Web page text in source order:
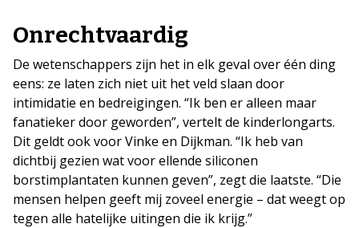
Onrechtvaardig
De wetenschappers zijn het in elk geval over één ding
eens: ze laten zich niet uit het veld slaan door
intimidatie en bedreigingen. “Ik ben er alleen maar
fanatieker door geworden”, vertelt de kinderlongarts.
Dit geldt ook voor Vinke en Dijkman. “Ik heb van
dichtbij gezien wat voor ellende siliconen
borstimplantaten kunnen geven”, zegt die laatste. “Die
mensen helpen geeft mij zoveel energie – dat weegt op
tegen alle hatelijke uitingen die ik krijg.”